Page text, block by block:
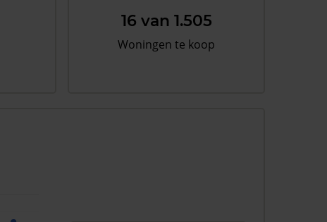
16 van 1.505
Woningen te koop